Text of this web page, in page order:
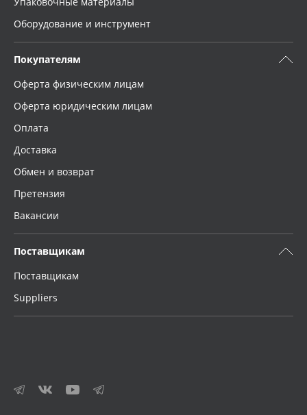
Оборудование и инструмент
Покупателям
Оферта физическим лицам
Оферта юридическим лицам
Оплата
Доставка
Обмен и возврат
Претензия
Вакансии
Поставщикам
Поставщикам
Suppliers